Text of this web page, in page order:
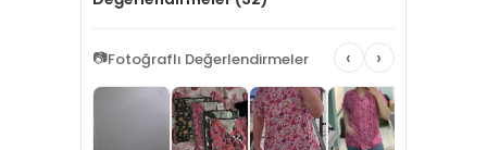
📷Fotoğraflı Değerlendirmeler ‹ ›